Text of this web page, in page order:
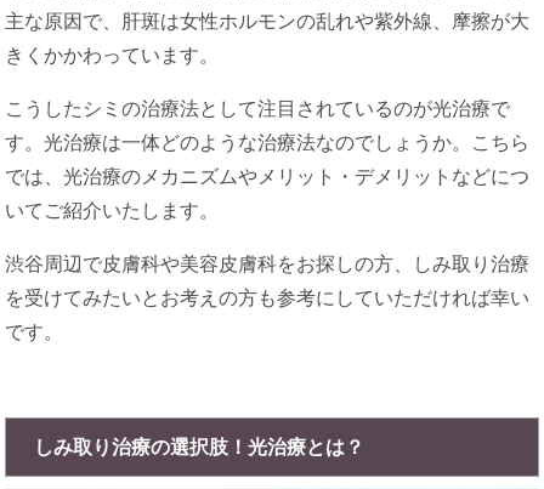
主な原因で、肝斑は女性ホルモンの乱れや紫外線、摩擦が大
きくかかわっています。
こうしたシミの治療法として注目されているのが光治療で
す。光治療は一体どのような治療法なのでしょうか。こちら
では、光治療のメカニズムやメリット・デメリットなどにつ
いてご紹介いたします。
渋谷周辺で皮膚科や美容皮膚科をお探しの方、しみ取り治療
を受けてみたいとお考えの方も参考にしていただければ幸い
です。
しみ取り治療の選択肢！光治療とは？